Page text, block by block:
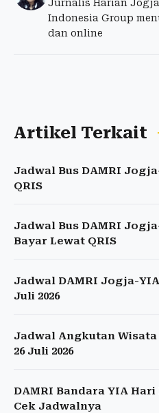
Jurnalis Harian
Indonesia Group
dan online
Artikel Terkait
Jadwal Bus DAMRI
QRIS
Jadwal Bus DAMRI
Bayar Lewat QRIS
Jadwal DAMRI Jogja-
Juli 2026
Jadwal Angkutan
26 Juli 2026
DAMRI Bandara YIA Hari
Cek Jadwalnya